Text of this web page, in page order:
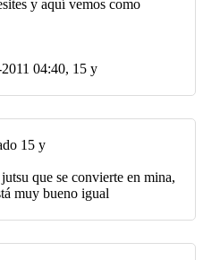
y aquí vemos como
04:40, 15 y
15 y
que se convierte en mina,
muy bueno igual